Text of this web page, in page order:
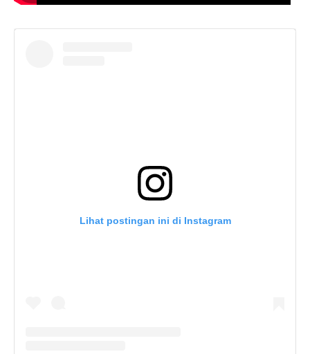
Lihat postingan ini di Instagram